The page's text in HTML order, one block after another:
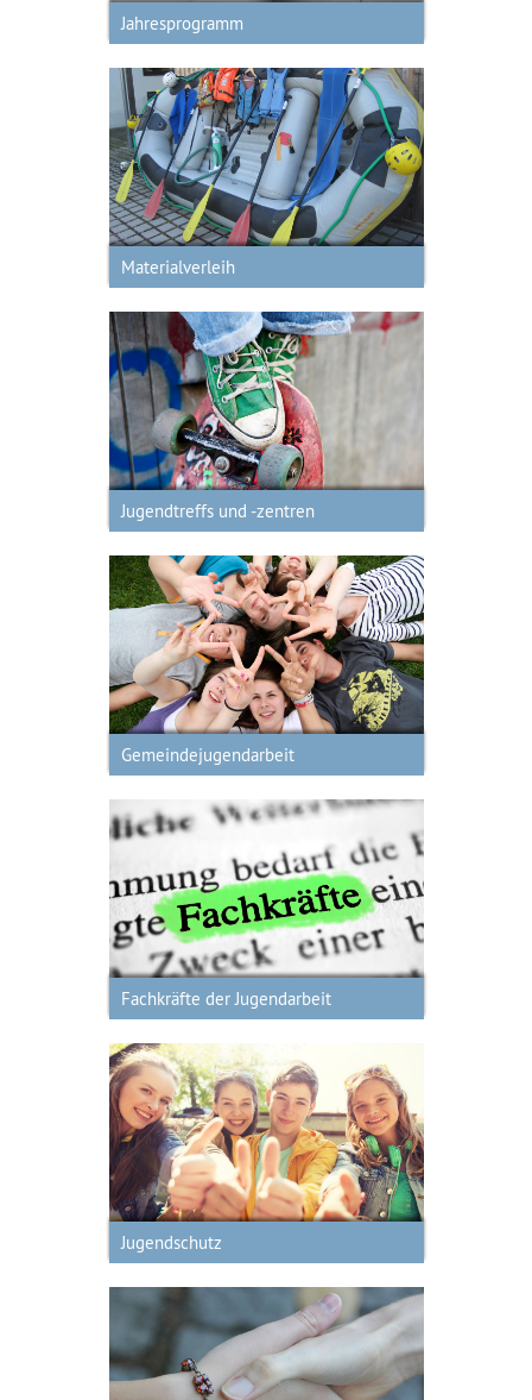
Jahresprogramm
Materialverleih
Materialverleih
Offene Kinder- und Jugendarbeit
Jugendtreffs und -zentren
Gemeindejugendarbeit
Gemeindejugendarbeit
Fachkräfte der Jugendarbeit im
Landkreis
Fachkräfte der Jugendarbeit
Jugendschutz
Jugendschutz
Jugendarbeit in DEINER Gemeinde